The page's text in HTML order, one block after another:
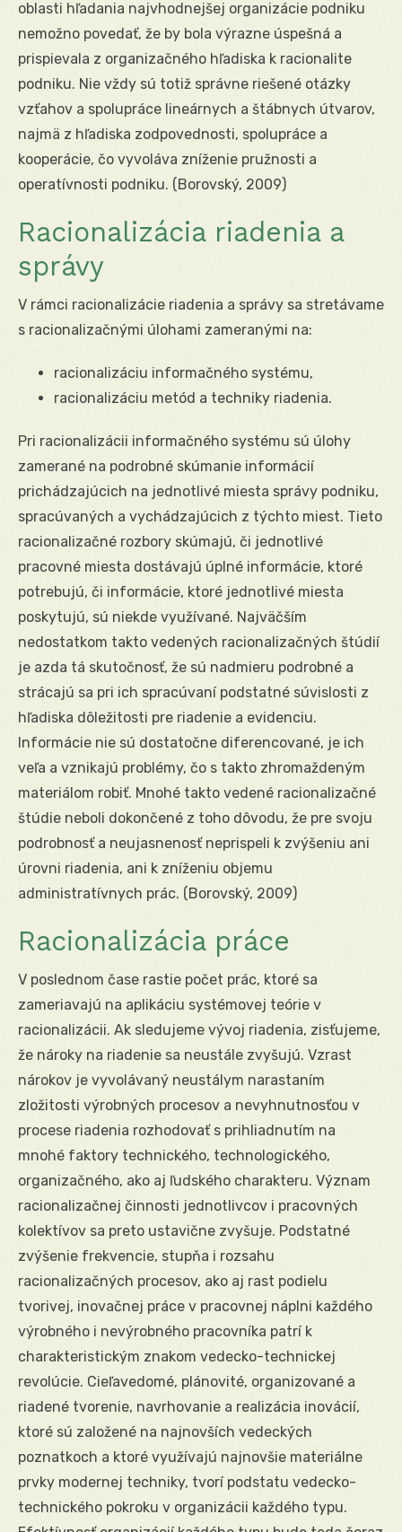
oblasti hľadania najvhodnejšej organizácie podniku
nemožno povedať, že by bola výrazne úspešná a
prispievala z organizačného hľadiska k racionalite
podniku. Nie vždy sú totiž správne riešené otázky
vzťahov a spolupráce lineárnych a štábnych útvarov,
najmä z hľadiska zodpovednosti, spolupráce a
kooperácie, čo vyvoláva zníženie pružnosti a
operatívnosti podniku. (Borovský, 2009)
Racionalizácia riadenia a
správy
V rámci racionalizácie riadenia a správy sa stretávame
s racionalizačnými úlohami zameranými na:
racionalizáciu informačného systému,
racionalizáciu metód a techniky riadenia.
Pri racionalizácii informačného systému sú úlohy
zamerané na podrobné skúmanie informácií
prichádzajúcich na jednotlivé miesta správy podniku,
spracúvaných a vychádzajúcich z týchto miest. Tieto
racionalizačné rozbory skúmajú, či jednotlivé
pracovné miesta dostávajú úplné informácie, ktoré
potrebujú, či informácie, ktoré jednotlivé miesta
poskytujú, sú niekde využívané. Najväčším
nedostatkom takto vedených racionalizačných štúdií
je azda tá skutočnosť, že sú nadmieru podrobné a
strácajú sa pri ich spracúvaní podstatné súvislosti z
hľadiska dôležitosti pre riadenie a evidenciu.
Informácie nie sú dostatočne diferencované, je ich
veľa a vznikajú problémy, čo s takto zhromaždeným
materiálom robiť. Mnohé takto vedené racionalizačné
štúdie neboli dokončené z toho dôvodu, že pre svoju
podrobnosť a neujasnenosť neprispeli k zvýšeniu ani
úrovni riadenia, ani k zníženiu objemu
administratívnych prác. (Borovský, 2009)
Racionalizácia práce
V poslednom čase rastie počet prác, ktoré sa
zameriavajú na aplikáciu systémovej teórie v
racionalizácii. Ak sledujeme vývoj riadenia, zisťujeme,
že nároky na riadenie sa neustále zvyšujú. Vzrast
nárokov je vyvolávaný neustálym narastaním
zložitosti výrobných procesov a nevyhnutnosťou v
procese riadenia rozhodovať s prihliadnutím na
mnohé faktory technického, technologického,
organizačného, ako aj ľudského charakteru. Význam
racionalizačnej činnosti jednotlivcov i pracovných
kolektívov sa preto ustavične zvyšuje. Podstatné
zvýšenie frekvencie, stupňa i rozsahu
racionalizačných procesov, ako aj rast podielu
tvorivej, inovačnej práce v pracovnej náplni každého
výrobného i nevýrobného pracovníka patrí k
charakteristickým znakom vedecko-technickej
revolúcie. Cieľavedomé, plánovité, organizované a
riadené tvorenie, navrhovanie a realizácia inovácií,
ktoré sú založené na najnovších vedeckých
poznatkoch a ktoré využívajú najnovšie materiálne
prvky modernej techniky, tvorí podstatu vedecko-
technického pokroku v organizácii každého typu.